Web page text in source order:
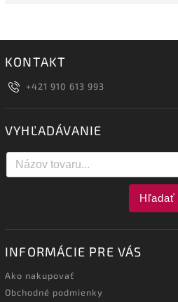
KONTAKT
+421 910 613 993
VYHĽADÁVANIE
Hľadať
INFORMÁCIE PRE VÁS
Ako nakupovať
Obchodné podmienky